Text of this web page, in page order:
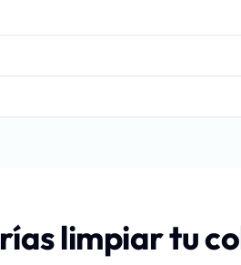
limpiar tu